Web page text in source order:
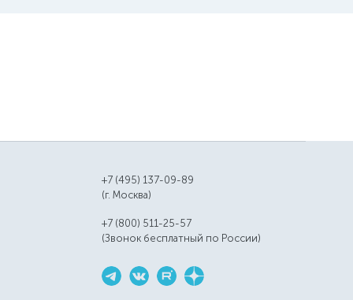
+7 (495) 137-09-89
(г. Москва)
+7 (800) 511-25-57
(Звонок бесплатный по России)